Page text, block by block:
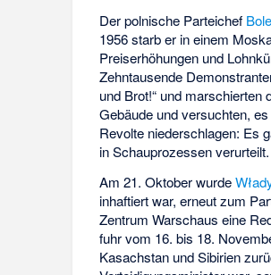
Der polnische Parteichef
1956 starb er in einem
Preiserhöhungen und
Zehntausende
und Brot!“ und
Gebäude und versuchten,
Revolte niederschlagen: Es
in Schauprozessen
Am 21. Oktober wurde
inhaftiert war, erneut zum
Zentrum Warschauseine
fuhr vom 16. bis 18.
Kasachstan und Sibirien